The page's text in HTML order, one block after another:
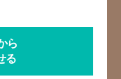
ら
る